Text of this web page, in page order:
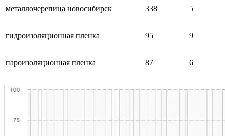
металлочерепица новосибирск 338 5
гидроизоляционная пленка 95 9
пароизоляционная пленка 87 6